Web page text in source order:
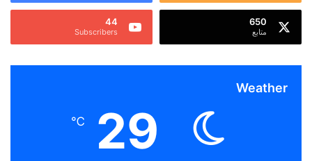
650
متابع
44
Subscribers
Weather
29
℃